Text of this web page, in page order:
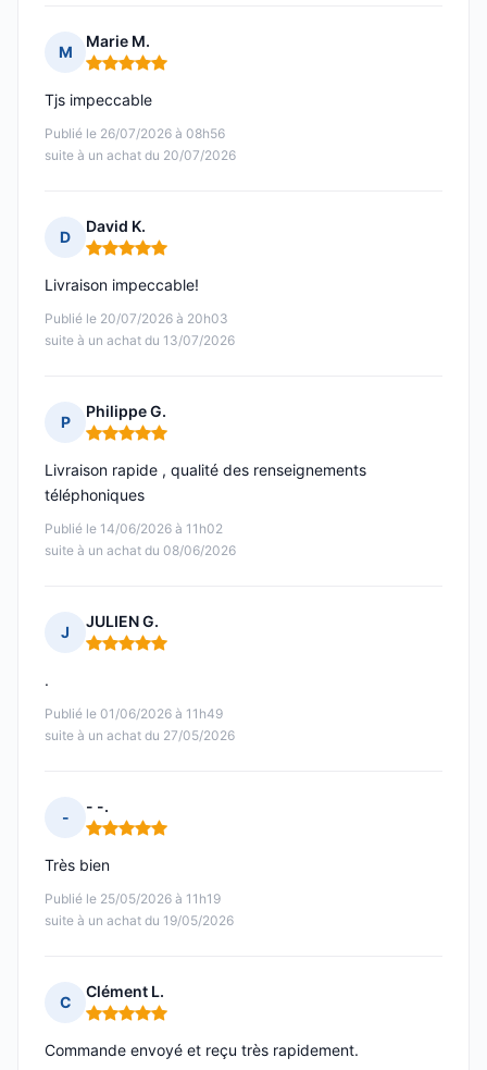
M
Marie M.
Note : 5 sur 5
Publié le 26/07/2026 à 08h56
suite à un achat du 20/07/2026
Tjs impeccable
D
David K.
Note : 5 sur 5
Publié le 20/07/2026 à 20h03
suite à un achat du 13/07/2026
Livraison impeccable!
P
Philippe G.
Note : 5 sur 5
Publié le 14/06/2026 à 11h02
suite à un achat du 08/06/2026
Livraison rapide , qualité des renseignements
téléphoniques
J
JULIEN G.
Note : 5 sur 5
Publié le 01/06/2026 à 11h49
suite à un achat du 27/05/2026
.
-
- -.
Note : 5 sur 5
Publié le 25/05/2026 à 11h19
suite à un achat du 19/05/2026
Très bien
C
Clément L.
Note : 5 sur 5
Commande envoyé et reçu très rapidement.